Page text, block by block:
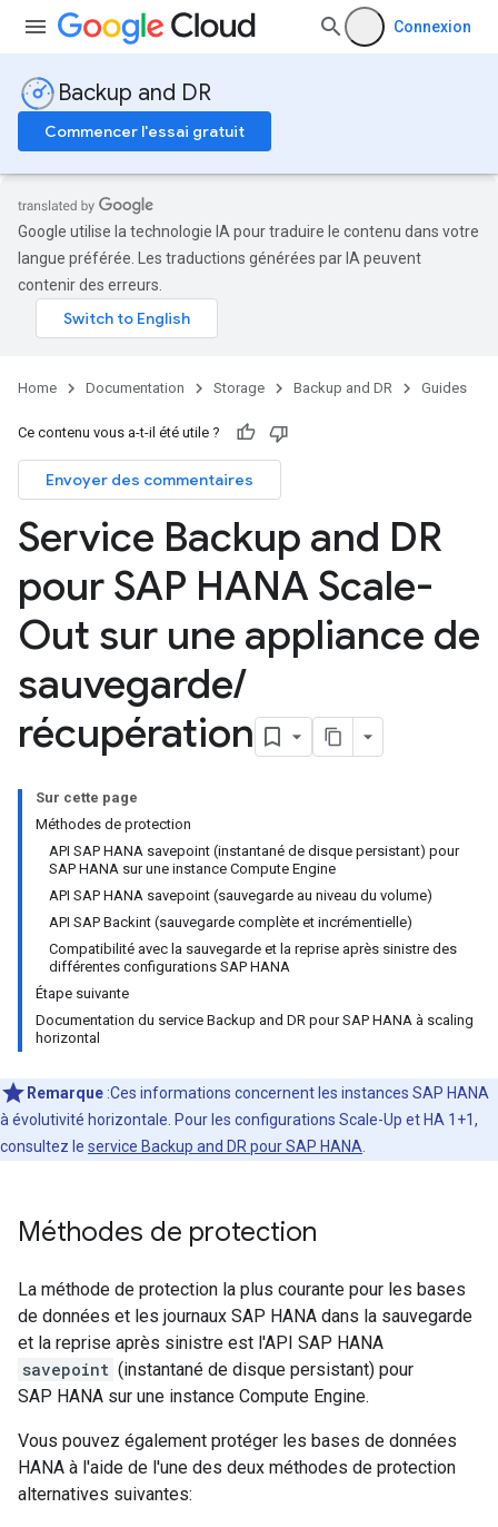
Connexion
Backup and DR
Commencer l'essai gratuit
Google utilise la technologie IA pour traduire le contenu dans votre
langue préférée. Les traductions générées par IA peuvent
contenir des erreurs.
Home Documentation Storage Backup and DR Guides
Ce contenu vous a-t-il été utile ?
Envoyer des commentaires
Service Backup and DR
pour SAP HANA Scale-
Out sur une appliance de
sauvegarde/
récupération
Sur cette page
Méthodes de protection
API SAP HANA savepoint (instantané de disque persistant) pour
SAP HANA sur une instance Compute Engine
API SAP HANA savepoint (sauvegarde au niveau du volume)
API SAP Backint (sauvegarde complète et incrémentielle)
Compatibilité avec la sauvegarde et la reprise après sinistre des
différentes configurations SAP HANA
Étape suivante
Documentation du service Backup and DR pour SAP HANA à scaling
horizontal
Remarque :Ces informations concernent les instances SAP HANA
à évolutivité horizontale. Pour les configurations Scale-Up et HA 1+1,
consultez le service Backup and DR pour SAP HANA
Méthodes de protection
La méthode de protection la plus courante pour les bases
de données et les journaux SAP HANA dans la sauvegarde
et la reprise après sinistre est l'API SAP HANA
savepoint (instantané de disque persistant) pour
SAP HANA sur une instance Compute Engine.
Vous pouvez également protéger les bases de données
HANA à l'aide de l'une des deux méthodes de protection
alternatives suivantes: